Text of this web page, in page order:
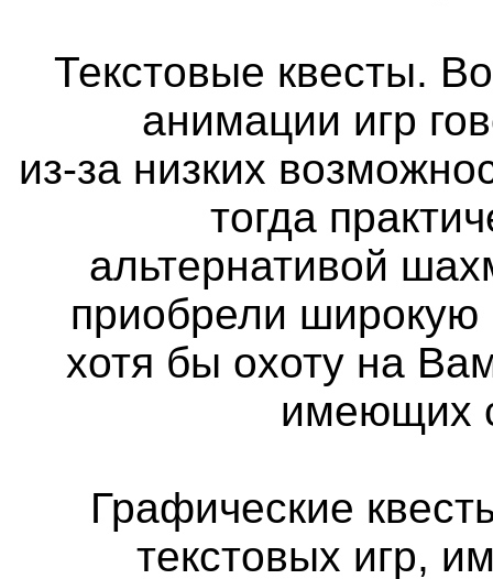
Текстовые квесты.
анимации игр
из-за низких
тогда
альтернативой
приобрели широкую
хотя бы охоту на
имеющих
Графические
текстовых игр,